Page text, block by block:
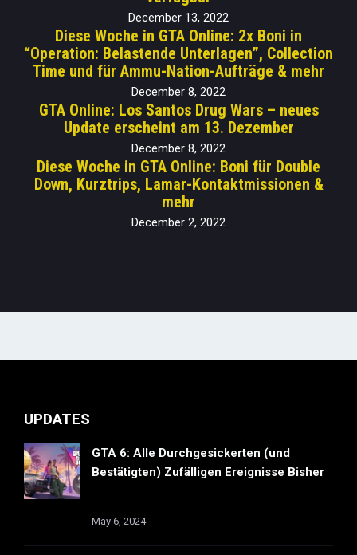
December 13, 2022
Diese Woche in GTA Online: 2x Boni in
“Operation: Belastende Unterlagen”, Collection
Time und für Ammu-Nation-Aufträge & mehr
December 8, 2022
GTA Online: Los Santos Drug Wars – neues
Update erscheint am 13. Dezember
December 8, 2022
Diese Woche in GTA Online: Boni für Double
Down, Kurztrips, Lamar-Kontaktmissionen &
mehr
December 2, 2022
UPDATES
GTA 6: Alle Durchgesickerten (und
Bestätigten) Zufälligen Ereignisse Bisher
May 6, 2024